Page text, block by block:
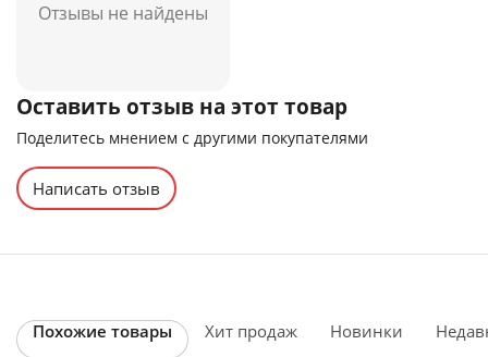
Отзывы не найдены
Оставить отзыв на этот товар
Поделитесь мнением с другими покупателями
Написать отзыв
Похожие товары Хит продаж Новинки